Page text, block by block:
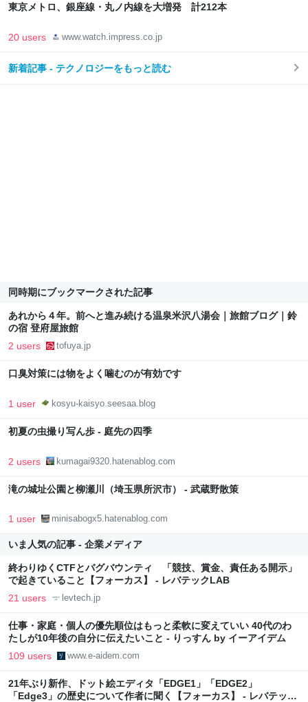
東京メトロ、銀座線・丸ノ内線を大増発 計212本
20 users www.watch.impress.co.jp
新着記事 - テクノロジーをもっと読む
同時期にブックマークされた記事
あれから４年。前へと進み続ける温泉米沢八湯会｜旅館ブログ｜鈴
の宿 登府屋旅館
2 users tofuya.jp
口臭対策には物をよく噛むのが有効です
1 user kosyu-kaisyo.seesaa.blog
初夏の虫撮り写ん歩 - 庭先の四季
2 users kumagai9320.hatenablog.com
滝の城址公園と柳瀬川（埼玉県所沢市） - 武蔵野散策
1 user minisabogx5.hatenablog.com
いま人気の記事 - 企業メディア
終わりゆくCTFとバグバウンティ 「競技、賞金、責任ある開示」
で起きていること【フォーカス】 - レバテックLAB
21 users levtech.jp
仕事・家庭・個人の優先順位はもっと柔軟に変えていい 40代のわ
たしが10年後の自分に伝えたいこと - りっすん by イーアイデム
109 users www.e-aidem.com
21年ぶり新作、ドット絵エディタ「EDGE1」「EDGE2」
「Edge3」の歴史について作者に聞く【フォーカス】 - レバテック